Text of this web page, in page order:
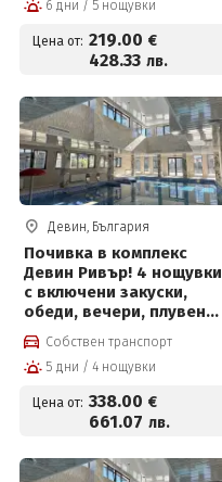
6 дни / 5 нощувки
Цена от: 219.00 €
428.33 лв.
Девин, България
Почивка в комплекс
Девин Ривър! 4 нощувки
с включени закуски,
обеди, вечери, плувен
басейн и Релакс център
Собствен транспорт
5 дни / 4 нощувки
Цена от: 338.00 €
661.07 лв.